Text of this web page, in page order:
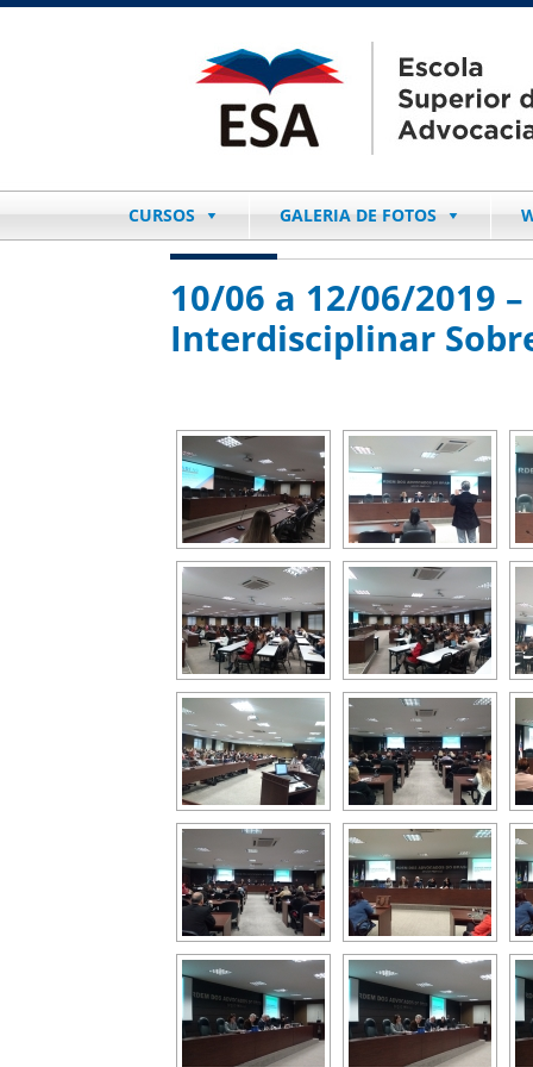
CURSOS GALERIA DE FOTOS
10/06 a 12/06/2019
Interdisciplinar